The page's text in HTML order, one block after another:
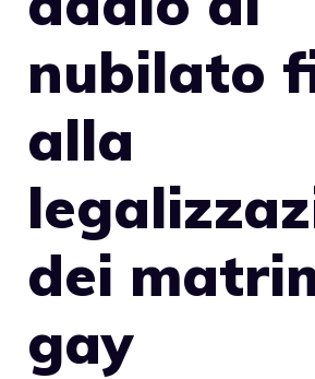
nubilato
alla
dei
gay